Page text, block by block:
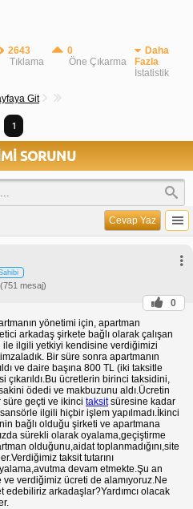
2643
Tıklama
0
Öne Çıkarma
Daha
Fazla
İstatistik
Git
1
SORUNU
Cevap Yaz
mesaj)
0
yönetimi için, apartman
arkadaş şirkete bağlı olarak çalışan
ilgili yetkiyi kendisine verdiğimizi
Bir süre sonra apartmanın
ve daire başına 800 TL (iki taksitle
çıkarıldı.Bu ücretlerin birinci taksidini,
ödedi ve makbuzunu aldı.Ücretin
geçti ve ikinci taksitsüresine kadar
ilgili hiçbir işlem yapılmadı.İkinci
bağlı olduğu şirketi ve apartmana
sürekli olarak oyalama,geçiştirme
olduğunu,aidat toplanmadığını,site
taksit tutarını
devam etmekte.Şu an
verdiğimiz ücreti de alamıyoruz.Ne
edebiliriz arkadaşlar?Yardımcı olacak